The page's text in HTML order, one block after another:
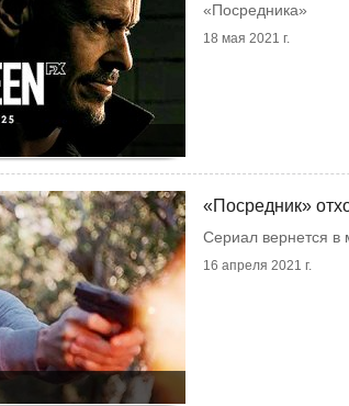
«Посредника»
18 мая 2021 г.
«Посредник»
Сериал вернется
16 апреля 2021 г.